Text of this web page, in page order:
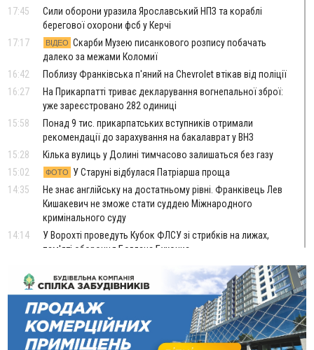
17:45
Сили оборони уразила Ярославський НПЗ та кораблі
берегової охорони фсб у Керчі
17:17
ВІДЕО Скарби Музею писанкового розпису побачать
далеко за межами Коломиї
16:42
Поблизу Франківська п'яний на Chevrolet втікав від поліції
16:27
На Прикарпатті триває декларування вогнепальної зброї:
уже зареєстровано 282 одиниці
15:58
Понад 9 тис. прикарпатських вступників отримали
рекомендації до зарахування на бакалаврат у ВНЗ
15:28
Кілька вулиць у Долині тимчасово залишаться без газу
15:02
ФОТО
У Старуні відбулася Патріарша проща
14:35
Не знає англійську на достатньому рівні. Франківець Лев
Кишакевич не зможе стати суддею Міжнародного
кримінального суду
14:14
У Ворохті проведуть Кубок ФЛСУ зі стрибків на лижах,
пам'яті оборонця Богдана Бухонка
На Калущині розшукали чоловіка, який три дні
блукав у лісі
13:14
Боднар розповів про реакцію влади Польщі на атаки на
українців та про зміни після 23 серпня
12:31
ВІДЕО "Едельвейси" щемливо привітали рідну Коломию з
Днем міста